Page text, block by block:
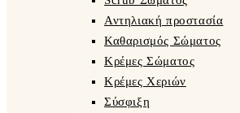
Αντηλιακή προστασία
Καθαρισμός Σώματος
Κρέμες Σώματος
Κρέμες Χεριών
Σύσφιξη